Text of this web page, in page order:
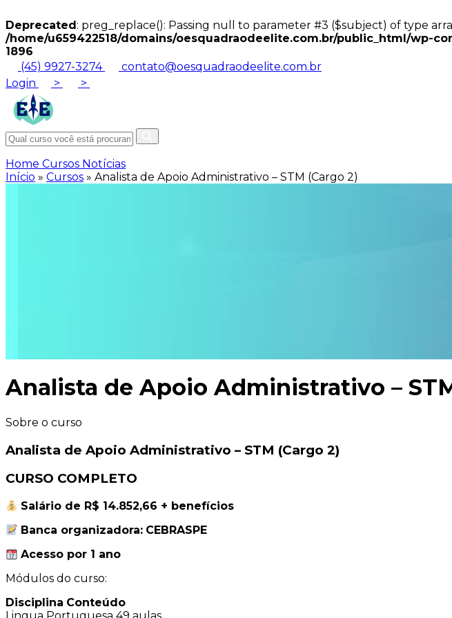
Deprecated: preg_replace(): Passing null to parameter #3 ($subject) of type
/home/u659422518/domains/oesquadraodeelite.com.br/public_html/
1896
(45) 9927-3274
contato@oesquadraodeelite.com.br
Login
> >
Home Cursos Notícias
Início » Cursos » Analista de Apoio Administrativo – STM (Cargo 2)
Analista de Apoio Administrativo –
Sobre o curso
Analista de Apoio Administrativo – STM (Cargo 2)
CURSO COMPLETO
Salário de R$ 14.852,66 + benefícios
Banca organizadora: CEBRASPE
Acesso por 1 ano
Módulos do curso:
Disciplina Conteúdo